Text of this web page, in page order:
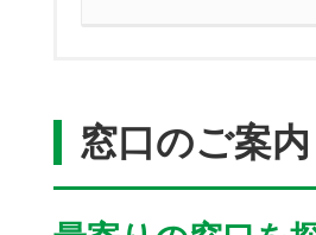
窓口のご案内